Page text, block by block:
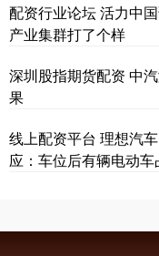
配资行业论坛 活力中
产业集群打了个样
深圳股指期货配资 中
果
线上配资平台 理想汽
应：车位后有辆电动车